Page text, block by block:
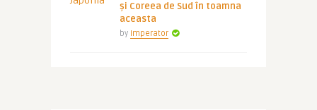
și Coreea de Sud în toamna
aceasta
by Imperator